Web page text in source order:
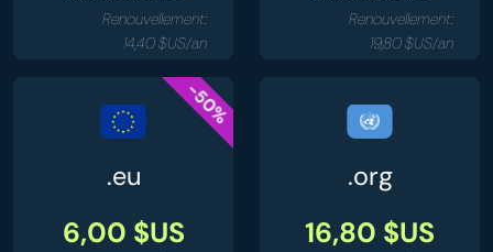
Renouvellement:
14,40 $US/an
Renouvellement:
19,80 $US/an
-50%
.eu
6,00 $US
.org
16,80 $US